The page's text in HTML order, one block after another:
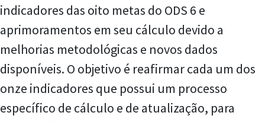
indicadores das oito metas do ODS 6 e
aprimoramentos em seu cálculo devido a
melhorias metodológicas e novos dados
disponíveis. O objetivo é reafirmar cada um dos
onze indicadores que possui um processo
específico de cálculo e de atualização, para